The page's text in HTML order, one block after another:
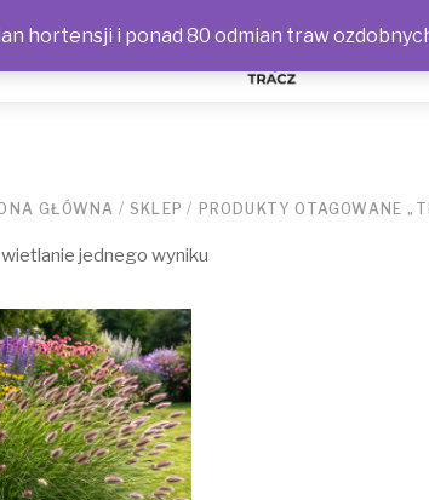
GŁÓWNA /SKLEP / PRODUKTY OTAGOWANE
jednego wyniku
hortensji i ponad 80 odmian traw